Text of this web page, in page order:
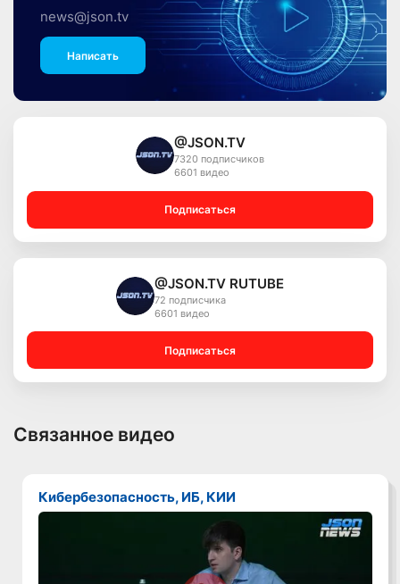
news@json.tv
Написать
@JSON.TV
7320 подписчиков
6601 видео
Подписаться
@JSON.TV RUTUBE
72 подписчика
6601 видео
Подписаться
Связанное видео
Кибербезопасность, ИБ, КИИ